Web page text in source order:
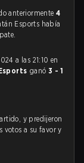
anteriormente 4
Esports había
a las 21:10 en
ganó 3 - 1
y predijeron
votos a su favor y